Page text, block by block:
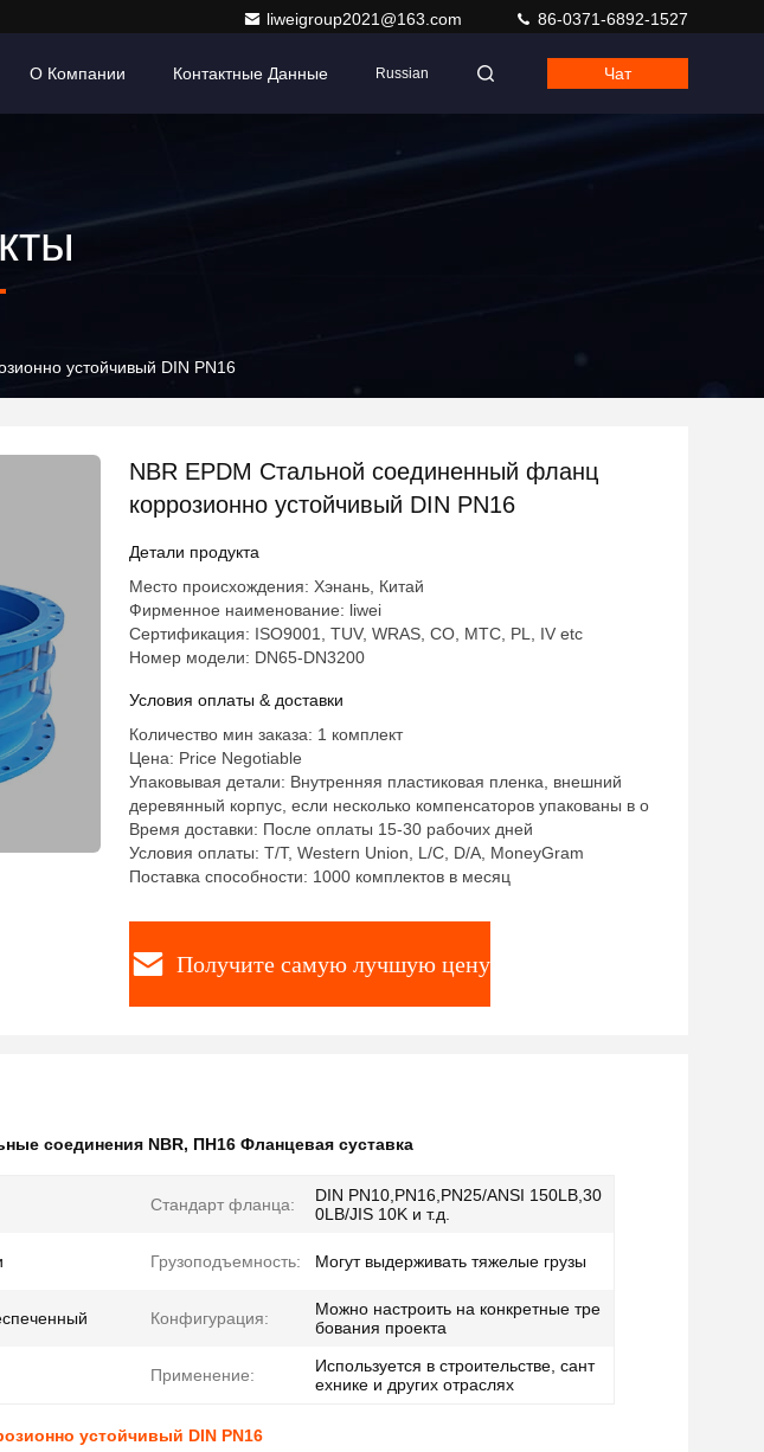
liweigroup2021@163.com 86-0371-6892-1527
О Компании Контактные Данные Russian Чат
устойчивый DIN PN16
NBR EPDM Стальной соединенный фланц
коррозионно устойчивый DIN PN16
Детали продукта
Место происхождения: Хэнань, Китай
Фирменное наименование: liwei
Сертификация: ISO9001, TUV, WRAS, CO, MTC, PL, IV etc
Номер модели: DN65-DN3200
Условия оплаты & доставки
Количество мин заказа: 1 комплект
Цена: Price Negotiable
Упаковывая детали: Внутренняя пластиковая пленка, внешний
деревянный корпус, если несколько компенсаторов упакованы в о
Время доставки: После оплаты 15-30 рабочих дней
Условия оплаты: T/T, Western Union, L/C, D/A, MoneyGram
Поставка способности: 1000 комплектов в месяц
Получите самую лучшую цену
соединения NBR, ПН16 Фланцевая суставка
Стандарт фланца:
DIN PN10,PN16,PN25/ANSI 150LB,30
0LB/JIS 10K и т.д.
Грузоподъемность: Могут выдерживать тяжелые грузы
Конфигурация:
Можно настроить на конкретные тре
бования проекта
Применение:
Используется в строительстве, сант
ехнике и других отраслях
устойчивый DIN PN16